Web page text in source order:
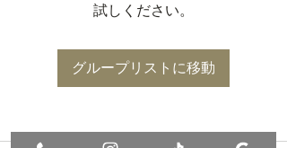
試しください。
グループリストに移動